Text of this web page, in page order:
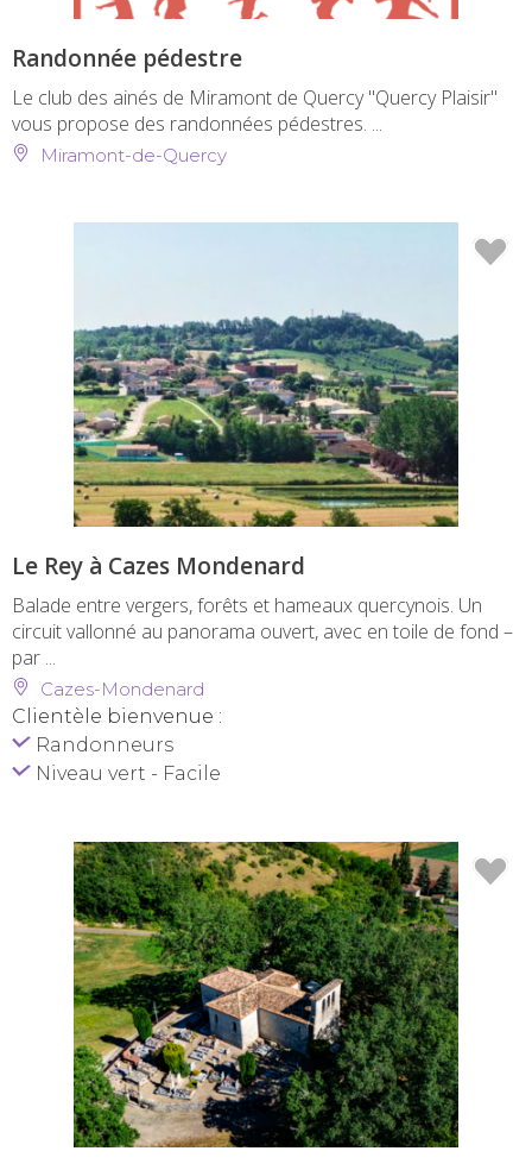
Randonnée pédestre
Le club des ainés de Miramont de Quercy "Quercy Plaisir"
vous propose des randonnées pédestres. ...
Miramont-de-Quercy
Le Rey à Cazes Mondenard
Balade entre vergers, forêts et hameaux quercynois. Un
circuit vallonné au panorama ouvert, avec en toile de fond –
par ...
Cazes-Mondenard
Clientèle bienvenue :
Randonneurs
Niveau vert - Facile